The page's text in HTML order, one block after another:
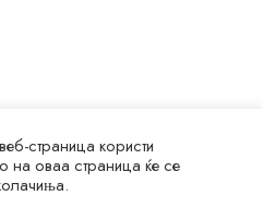
Кирил и Методиј“ во Скопје
користи
на оваа страница ќе се